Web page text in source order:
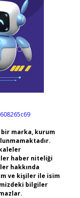
marka, kurum
haber niteliği
hakkında
ve kişiler ile isim
bilgiler